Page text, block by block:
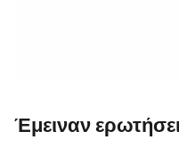
Έμειναν